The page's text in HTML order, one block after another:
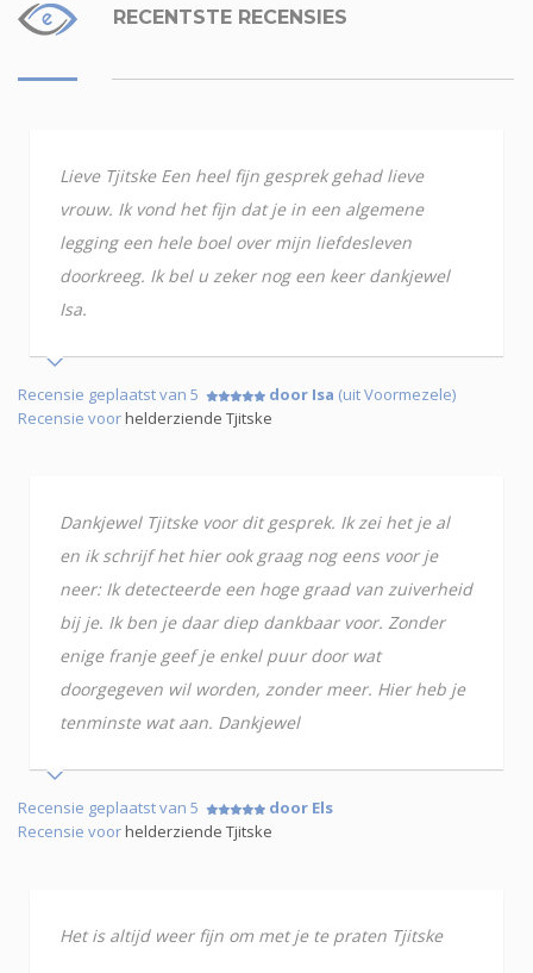
RECENTSTE RECENSIES
Lieve Tjitske Een heel fijn gesprek gehad lieve
vrouw. Ik vond het fijn dat je in een algemene
legging een hele boel over mijn liefdesleven
doorkreeg. Ik bel u zeker nog een keer dankjewel
Isa.
Recensie geplaatst van 5 door Isa (uit Voormezele)
Recensie voorhelderziende Tjitske
Dankjewel Tjitske voor dit gesprek. Ik zei het je al
en ik schrijf het hier ook graag nog eens voor je
neer: Ik detecteerde een hoge graad van zuiverheid
bij je. Ik ben je daar diep dankbaar voor. Zonder
enige franje geef je enkel puur door wat
doorgegeven wil worden, zonder meer. Hier heb je
tenminste wat aan. Dankjewel
Recensie geplaatst van 5
door Els
Recensie voorhelderziende Tjitske
Het is altijd weer fijn om met je te praten Tjitske